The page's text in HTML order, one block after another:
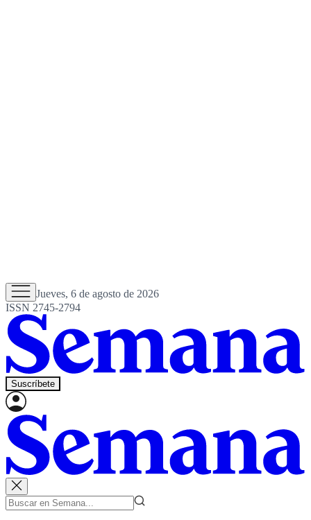
Jueves, 6 de agosto de 2026
ISSN 2745-2794
Suscríbete